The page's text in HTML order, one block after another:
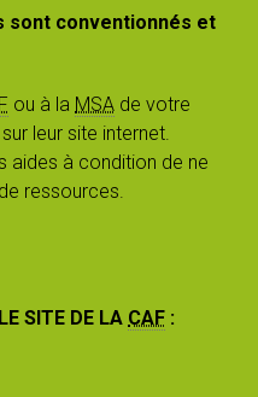
sont conventionnés et
ou à la MSA de votre
leur site internet.
aides à condition de ne
ressources.
SITE DE LA CAF :